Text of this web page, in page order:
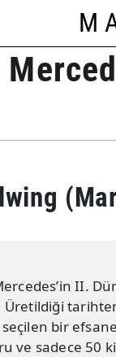
II.
seçilen bir
ve sadece 50